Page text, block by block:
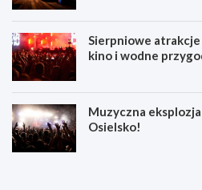
Sierpniowe
kino i wodne
Muzyczna
Osielsko!
T
D